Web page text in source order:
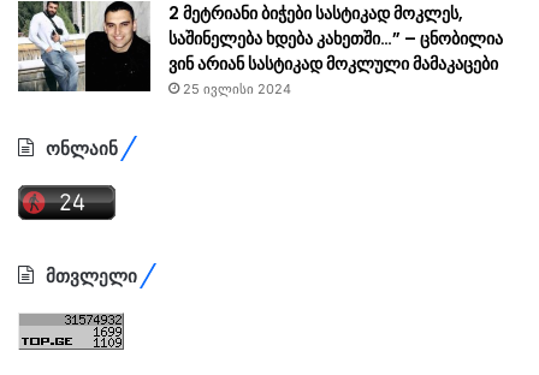
2 მეტრიანი ბიჭები სასტიკად მოკლეს,
საშინელება ხდება კახეთში…” – ცნობილია
ვინ არიან სასტიკად მოკლული მამაკაცები
25 ივლისი 2024
ონლაინ
მთვლელი